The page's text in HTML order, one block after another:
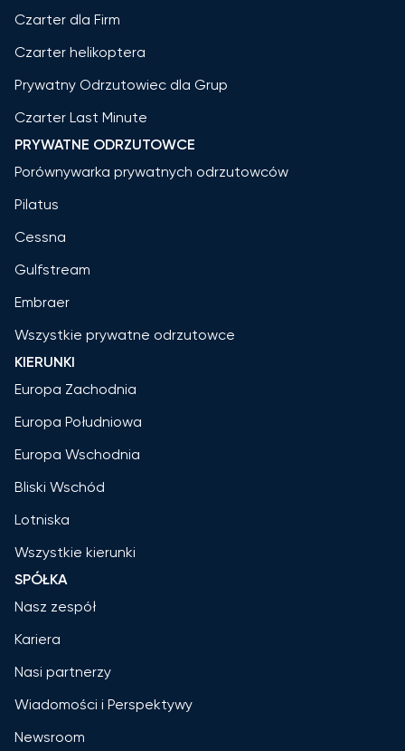
Czarter dla Firm
Czarter helikoptera
Prywatny Odrzutowiec dla Grup
Czarter Last Minute
PRYWATNE ODRZUTOWCE
Porównywarka prywatnych odrzutowców
Pilatus
Cessna
Gulfstream
Embraer
Wszystkie prywatne odrzutowce
KIERUNKI
Europa Zachodnia
Europa Południowa
Europa Wschodnia
Bliski Wschód
Lotniska
Wszystkie kierunki
SPÓŁKA
Nasz zespół
Kariera
Nasi partnerzy
Wiadomości i Perspektywy
Newsroom